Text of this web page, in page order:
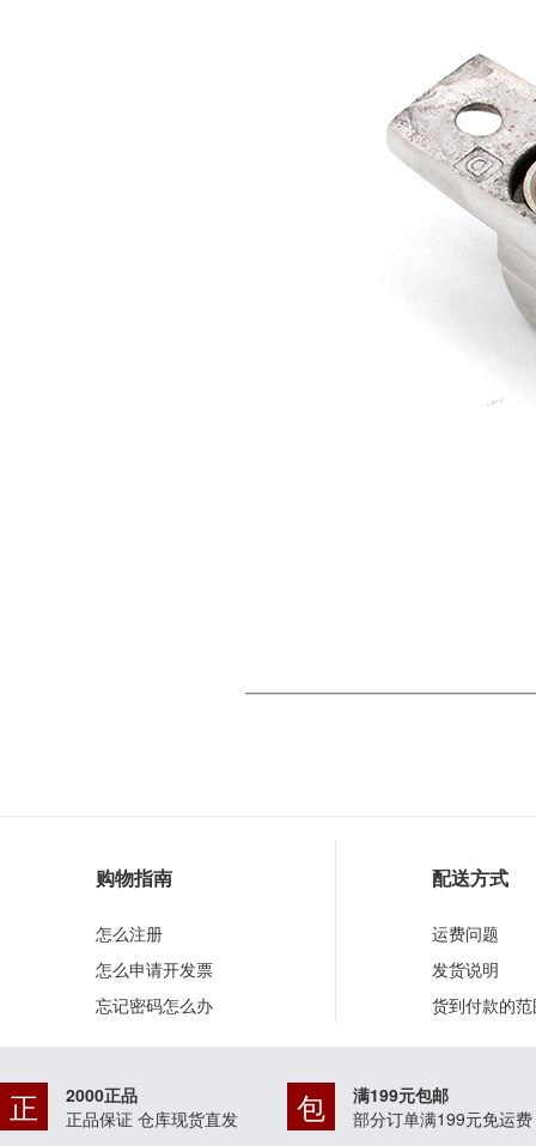
购物指南
怎么注册
怎么申请开发票
忘记密码怎么办
配送方式
运费问题
发货说明
货到付款的
正
2000正品
正品保证 仓库现货直发
包
满199元包邮
部分订单满199元免运费